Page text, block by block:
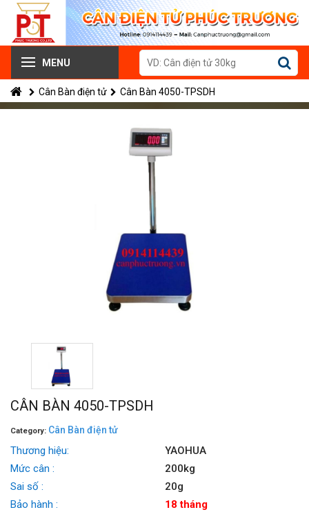
MENU
Cân Bàn điện tử Cân Bàn 4050-TPSDH
CÂN BÀN 4050-TPSDH
Category: Cân Bàn điện tử
Thương hiệu:
YAOHUA
Mức cân :
200kg
Sai số :
20g
Bảo hành :
18 tháng